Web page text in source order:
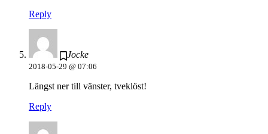
Reply
Jocke
2018-05-29 @ 07:06
Längst ner till vänster, tveklöst!
Reply